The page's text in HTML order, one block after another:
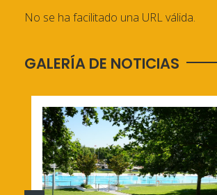
No se ha facilitado una URL válida.
GALERÍA DE NOTICIAS